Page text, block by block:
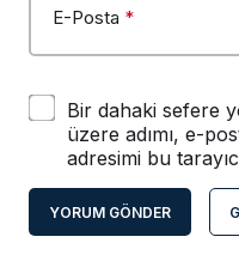
E-Posta *
Bir dahaki sefere
üzere adımı, e-
adresimi bu
YORUM GÖNDER